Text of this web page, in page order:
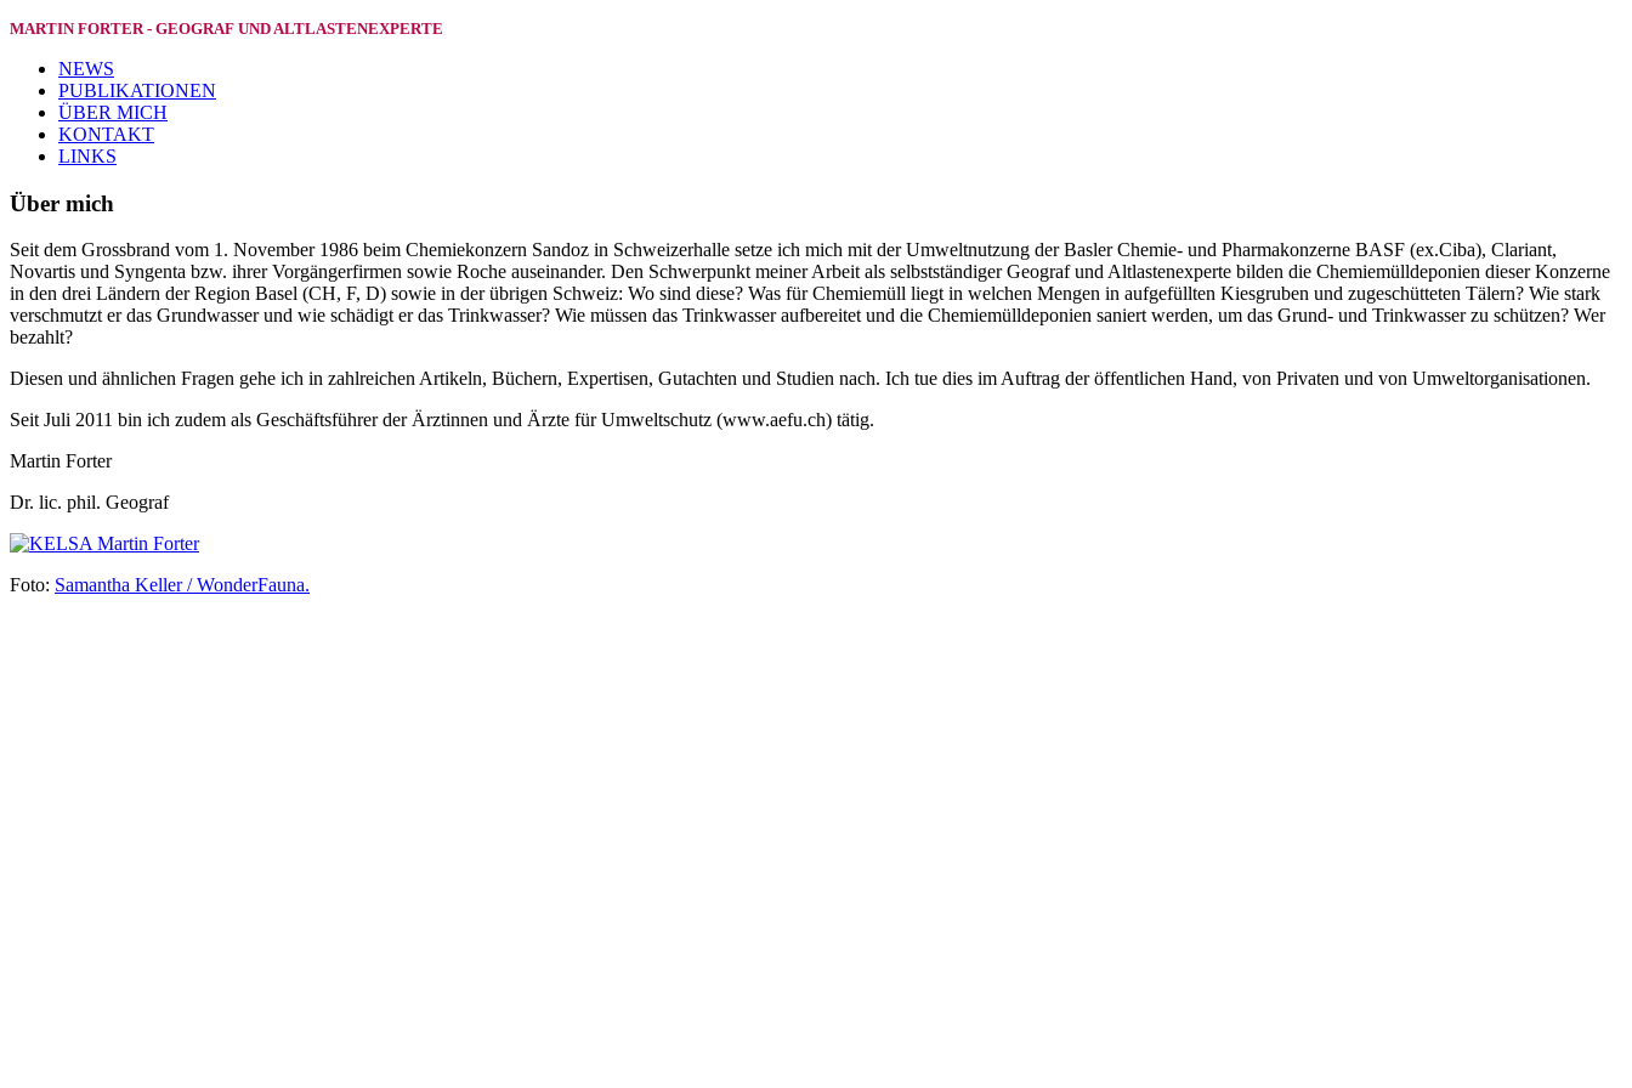
MARTIN FORTER - GEOGRAF UND ALTLASTENEXPERTE
NEWS
PUBLIKATIONEN
ÜBER MICH
KONTAKT
LINKS
Über mich
Seit dem Grossbrand vom 1. November 1986 beim Chemiekonzern Sandoz in Schweizerhalle setze ich mich mit der Umweltnutzung der Basler Chemie- und Pharmakonzerne BASF (ex.Ciba), Clariant,
Novartis und Syngenta bzw. ihrer Vorgängerfirmen sowie Roche auseinander. Den Schwerpunkt meiner Arbeit als selbstständiger Geograf und Altlastenexperte bilden die Chemiemülldeponien dieser Konzerne
in den drei Ländern der Region Basel (CH, F, D) sowie in der übrigen Schweiz: Wo sind diese? Was für Chemiemüll liegt in welchen Mengen in aufgefüllten Kiesgruben und zugeschütteten Tälern? Wie stark
verschmutzt er das Grundwasser und wie schädigt er das Trinkwasser? Wie müssen das Trinkwasser aufbereitet und die Chemiemülldeponien saniert werden, um das Grund- und Trinkwasser zu schützen? Wer
bezahlt?
Diesen und ähnlichen Fragen gehe ich in zahlreichen Artikeln, Büchern, Expertisen, Gutachten und Studien nach. Ich tue dies im Auftrag der öffentlichen Hand, von Privaten und von Umweltorganisationen.
Seit Juli 2011 bin ich zudem als Geschäftsführer der Ärztinnen und Ärzte für Umweltschutz (www.aefu.ch) tätig.
Martin Forter
Dr. lic. phil. Geograf
Foto: Samantha Keller / WonderFauna.